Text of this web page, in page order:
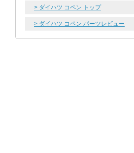
> ダイハツ コペン トップ
> ダイハツ コペン パーツレビュー